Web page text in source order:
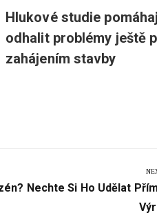
Hlukové studie
odhalit problémy ještě
zahájením stavby
Nechte Si Ho Udělat